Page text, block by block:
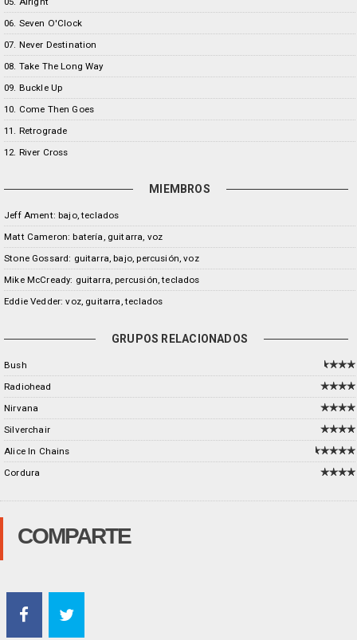
06. Seven O'Clock
07. Never Destination
08. Take The Long Way
09. Buckle Up
10. Come Then Goes
11. Retrograde
12. River Cross
MIEMBROS
Jeff Ament: bajo, teclados
Matt Cameron: batería, guitarra, voz
Stone Gossard: guitarra, bajo, percusión, voz
Mike McCready: guitarra, percusión, teclados
Eddie Vedder: voz, guitarra, teclados
GRUPOS RELACIONADOS
Bush
Radiohead
Nirvana
Silverchair
Alice In Chains
Cordura
COMPARTE